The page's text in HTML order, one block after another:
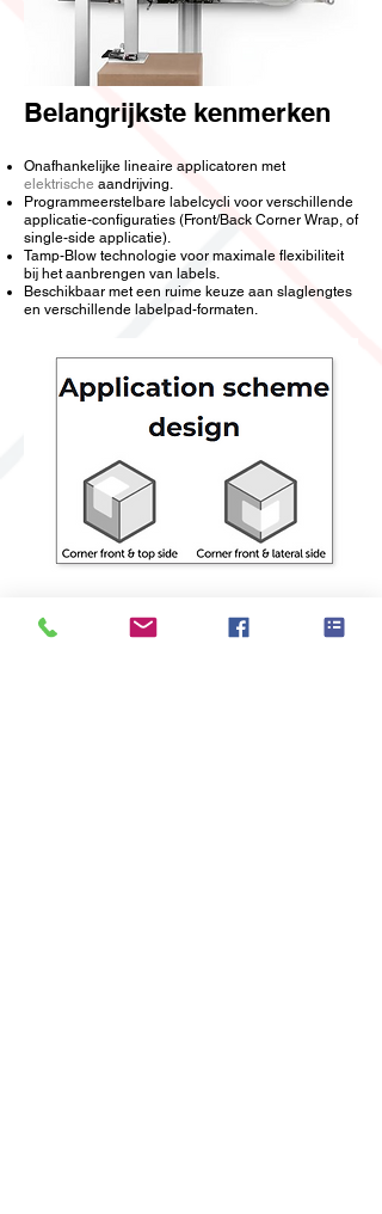
Belangrijkste kenmerken
Onafhankelijke lineaire applicatoren met
elektrische aandrijving.
Programmeerstelbare labelcycli voor verschillende
applicatie-configuraties (Front/Back Corner Wrap, of
single-side applicatie).
Tamp-Blow technologie voor maximale flexibiliteit
bij het aanbrengen van labels.
Beschikbaar met een ruime keuze aan slaglengtes
en verschillende labelpad-formaten.